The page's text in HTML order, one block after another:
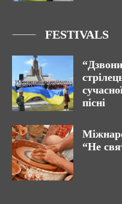
FESTIVALS
пісні
“Не